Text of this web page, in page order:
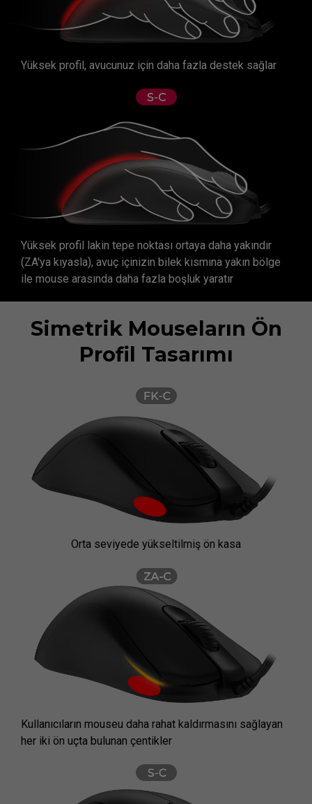
Yüksek profil, avucunuz için daha fazla destek sağlar
Yüksek profil lakin tepe noktası ortaya daha yakındır
(ZA'ya kıyasla), avuç içinizin bilek kısmına yakın bölge
ile mouse arasında daha fazla boşluk yaratır
Simetrik Mouseların Ön
Profil Tasarımı
Orta seviyede yükseltilmiş ön kasa
Kullanıcıların mouseu daha rahat kaldırmasını sağlayan
her iki ön uçta bulunan çentikler